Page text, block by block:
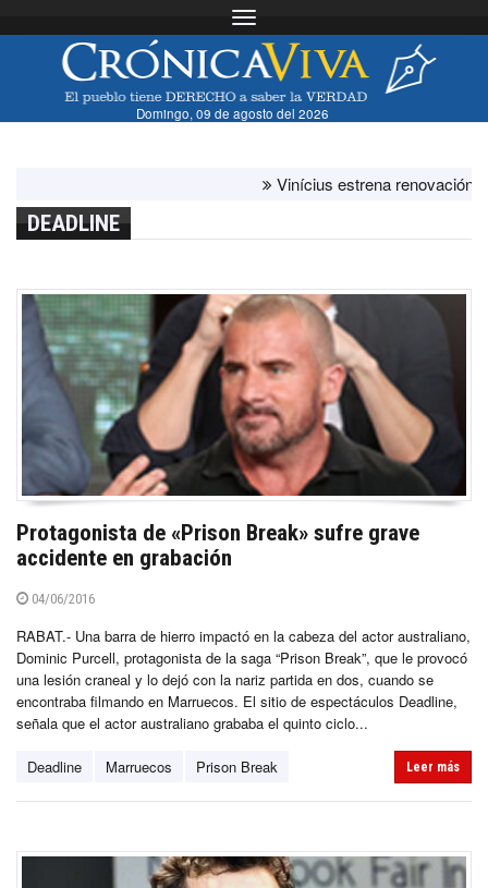
Toggle navigation
Domingo, 09 de agosto del 2026
Vinícius estrena renovación con el
DEADLINE
Protagonista de «Prison Break» sufre grave
accidente en grabación
04/06/2016
RABAT.- Una barra de hierro impactó en la cabeza del actor australiano,
Dominic Purcell, protagonista de la saga “Prison Break”, que le provocó
una lesión craneal y lo dejó con la nariz partida en dos, cuando se
encontraba filmando en Marruecos. El sitio de espectáculos Deadline,
señala que el actor australiano grababa el quinto ciclo...
Deadline Marruecos Prison Break Leer más